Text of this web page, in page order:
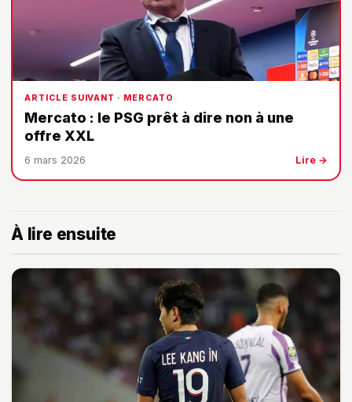
ARTICLE SUIVANT · MERCATO
Mercato : le PSG prêt à dire non à une
offre XXL
6 mars 2026 Lire →
À lire ensuite